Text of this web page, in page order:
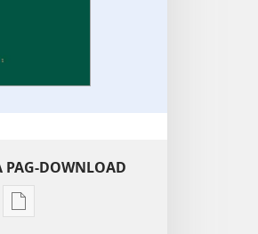
PAG-DOWNLOAD
Opsiyon